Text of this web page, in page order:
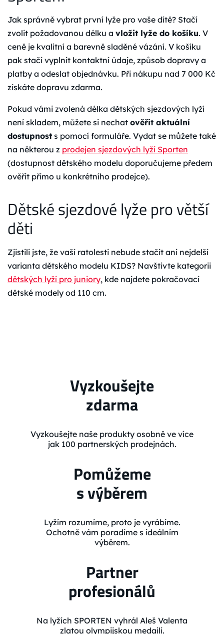
Jak správně vybrat první lyže pro vaše dítě? Stačí
zvolit požadovanou délku a vložit lyže do košíku. V
ceně je kvalitní a barevně sladěné vázání. V košíku
pak stačí vyplnit kontaktní údaje, způsob dopravy a
platby a odeslat objednávku. Při nákupu nad 7 000 Kč
získáte dopravu zdarma.
Pokud vámi zvolená délka dětských sjezdových lyží
není skladem, můžete si nechat ověřit aktuální
dostupnost s pomocí formuláře. Vydat se můžete také
na některou z prodejen sjezdových lyží Sporten
(dostupnost dětského modelu doporučujeme předem
ověřit přímo u konkrétního prodejce).
Dětské sjezdové lyže pro větší
děti
Zjistili jste, že vaší ratolesti nebude stačit ani nejdelší
varianta dětského modelu KIDS? Navštivte kategorii
dětských lyží pro juniory, kde najdete pokračovací
dětské modely od 110 cm.
Vyzkoušejte
zdarma
Vyzkoušejte naše produkty osobně ve více
jak 100 partnerských prodejnách.
Pomůžeme
s výběrem
Lyžím rozumíme, proto je vyrábíme.
Ochotně vám poradíme s ideálním
výběrem.
Partner
profesionálů
Na lyžích SPORTEN vyhrál Aleš Valenta
zlatou olympijskou medaili.